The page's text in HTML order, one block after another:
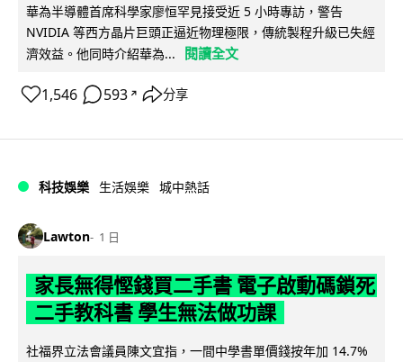
華為半導體首席科學家廖恒罕見接受近 5 小時專訪，警告
NVIDIA 等西方晶片巨頭正逼近物理極限，傳統製程升級已失經
濟效益。他同時介紹華為...
閱讀全文
1,546 593 ↗ 分享
科技娛樂 生活娛樂 城中熱話
Lawton 1 日
家長無得慳錢買二手書 電子啟動碼鎖死
二手教科書 學生無法做功課
社福界立法會議員陳文宜指，一間中學書單價錢按年加 14.7%